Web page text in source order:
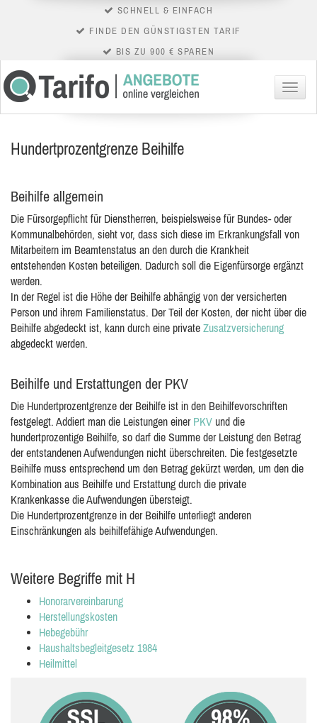
SCHNELL & EINFACH
FINDE DEN GÜNSTIGSTEN TARIF
BIS ZU 900 € SPAREN
Menü
Hundertprozentgrenze Beihilfe
Beihilfe allgemein
Die Fürsorgepflicht für Dienstherren, beispielsweise für Bundes- oder
Kommunalbehörden, sieht vor, dass sich diese im Erkrankungsfall von
Mitarbeitern im Beamtenstatus an den durch die Krankheit
entstehenden Kosten beteiligen. Dadurch soll die Eigenfürsorge ergänzt
werden.
In der Regel ist die Höhe der Beihilfe abhängig von der versicherten
Person und ihrem Familienstatus. Der Teil der Kosten, der nicht über die
Beihilfe abgedeckt ist, kann durch eine private Zusatzversicherung
abgedeckt werden.
Beihilfe und Erstattungen der PKV
Die Hundertprozentgrenze der Beihilfe ist in den Beihilfevorschriften
festgelegt. Addiert man die Leistungen einer PKV und die
hundertprozentige Beihilfe, so darf die Summe der Leistung den Betrag
der entstandenen Aufwendungen nicht überschreiten. Die festgesetzte
Beihilfe muss entsprechend um den Betrag gekürzt werden, um den die
Kombination aus Beihilfe und Erstattung durch die private
Krankenkasse die Aufwendungen übersteigt.
Die Hundertprozentgrenze in der Beihilfe unterliegt anderen
Einschränkungen als beihilfefähige Aufwendungen.
Weitere Begriffe mit H
Honorarvereinbarung
Herstellungskosten
Hebegebühr
Haushaltsbegleitgesetz 1984
Heilmittel